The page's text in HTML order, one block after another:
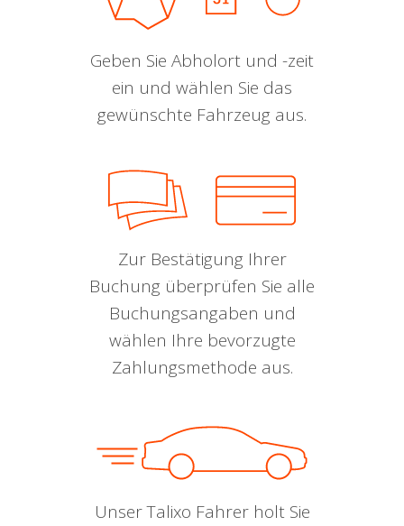
Geben Sie Abholort und -zeit
ein und wählen Sie das
gewünschte Fahrzeug aus.
Zur Bestätigung Ihrer
Buchung überprüfen Sie alle
Buchungsangaben und
wählen Ihre bevorzugte
Zahlungsmethode aus.
Unser Talixo Fahrer holt Sie